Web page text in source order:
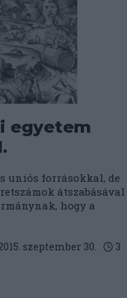
egyetem
uniós forrásokkal, de
átszabásával
hogy a
szeptember 30.
3